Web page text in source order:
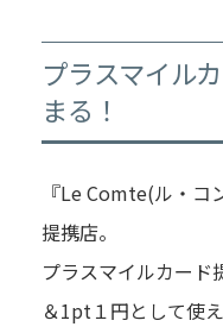
プラスマイル
まる！
『Le Comte(ル・
提携店。
プラスマイルカー
＆1pt１円として使